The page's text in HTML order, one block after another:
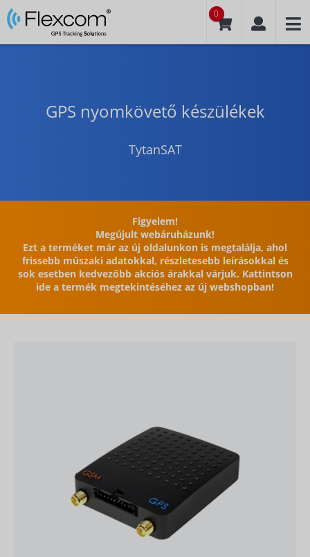
0
GPS nyomkövető készülékek
TytanSAT
Figyelem!
Megújult webáruházunk!
Ezt a terméket már az új oldalunkon is megtalálja, ahol
frissebb műszaki adatokkal, részletesebb leírásokkal és
sok esetben kedvezőbb akciós árakkal várjuk. Kattintson
ide a termék megtekintéséhez az új webshopban!